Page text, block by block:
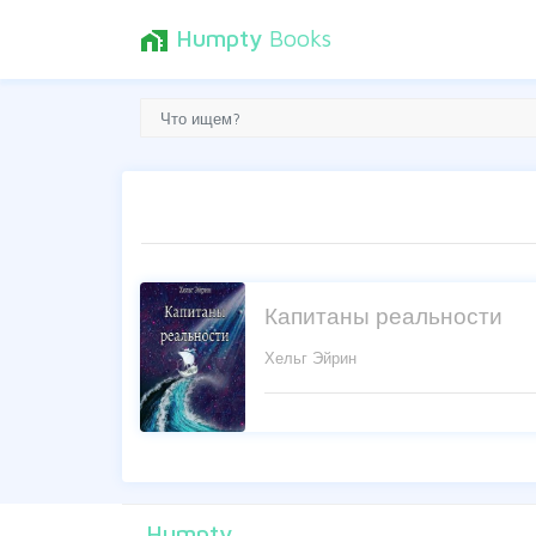
home_work Humpty Books
Капитаны реальности
Хельг Эйрин